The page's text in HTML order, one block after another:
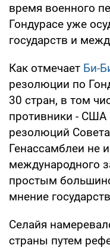
время военного
Гондурасе уже
государств и
Как отмечает Би-
резолюции по
30 стран, в том
противники - США
резолюций
Генассамблеи не
международного
простым
мнение
Селайя
страны путем